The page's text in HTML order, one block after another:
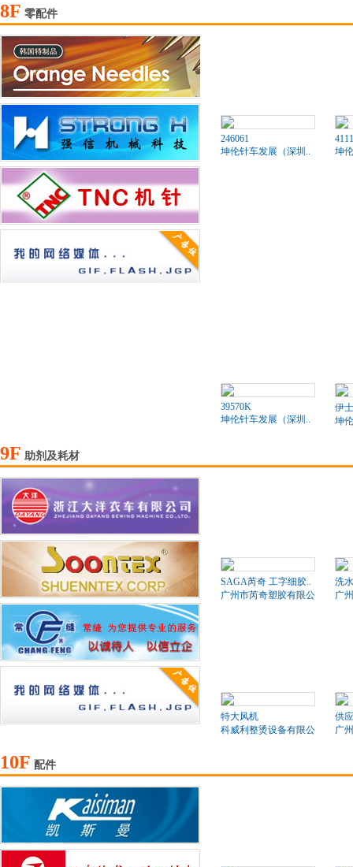
8F 零配件
246061
坤伦针车发展（深圳..
坤
39570K
坤伦针车发展（深圳..
伊
坤
9F 助剂及耗材
SAGA芮奇 工字细胶..
广州市芮奇塑胶有限公司
洗
广
特大风机
科威利整烫设备有限公司
供
广
10F 配件